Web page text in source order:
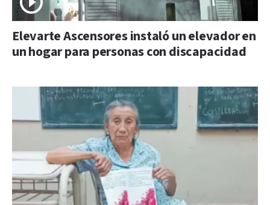
Elevarte Ascensores instaló un elevador en
un hogar para personas con discapacidad